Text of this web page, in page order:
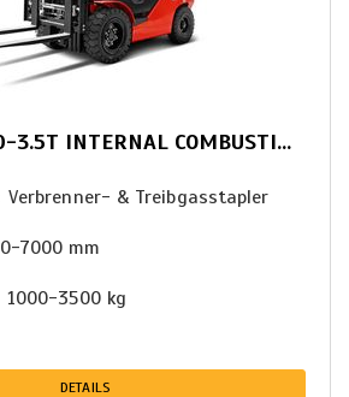
XF SERIES 1.0-3.5T INTERNAL COMBUSTION COUNTERBALANCED
Verbrenner- & Treibgasstapler
0-7000 mm
1000-3500 kg
DETAILS